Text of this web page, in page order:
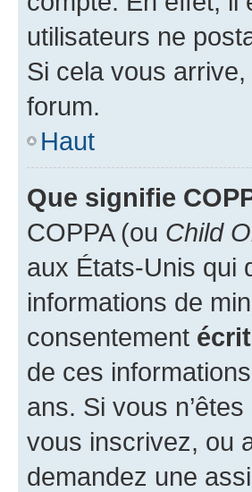
utilisateurs ne
Si cela vous
forum.
Haut
Que signifie
COPPA (ou Child
aux États-Unis qui
informations de
consentement écrit
de ces
ans. Si vous
vous inscrivez, ou
demandez une